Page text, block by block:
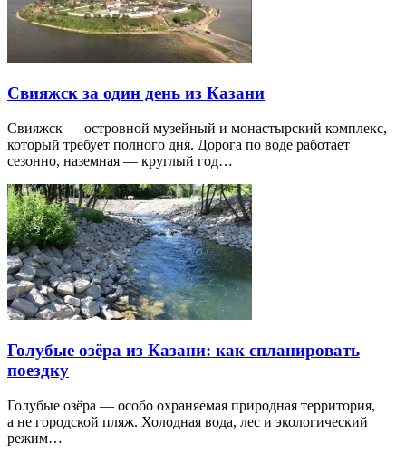
Свияжск за один день из Казани
Свияжск — островной музейный и монастырский комплекс,
который требует полного дня. Дорога по воде работает
сезонно, наземная — круглый год…
Голубые озёра из Казани: как спланировать
поездку
Голубые озёра — особо охраняемая природная территория,
а не городской пляж. Холодная вода, лес и экологический
режим…